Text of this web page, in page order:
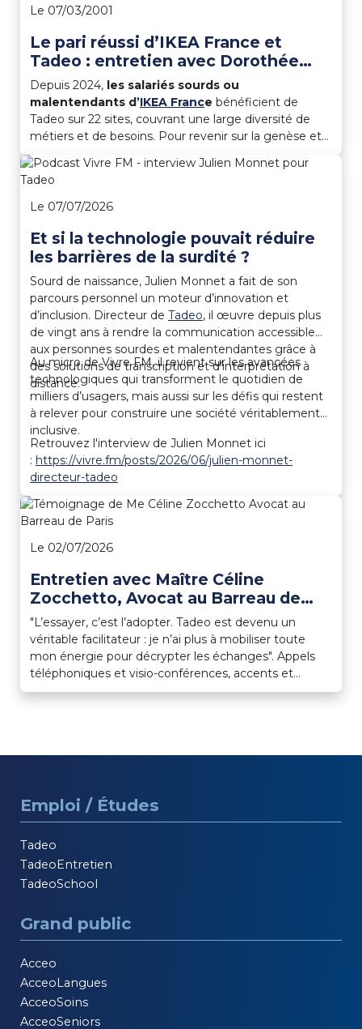
Le pari réussi d’IKEA France et
Tadeo : entretien avec Dorothée
Nguyen
Le 07/03/2001
Depuis 2024, les salariés sourds ou
malentendants d’IKEA France bénéficient de
Tadeo sur 22 sites, couvrant une large diversité de
métiers et de besoins. Pour revenir sur la genèse et
les enjeux de ce partenariat, nous avons échangé
avec Dorothée Nguyen, leader diversité et inclusion
chez IKEA France.
Et si la technologie pouvait réduire
les barrières de la surdité ?
Le 07/07/2026
Sourd de naissance, Julien Monnet a fait de son
parcours personnel un moteur d’innovation et
d’inclusion. Directeur de Tadeo, il œuvre depuis plus
de vingt ans à rendre la communication accessible
aux personnes sourdes et malentendantes grâce à
des solutions de transcription et d’interprétation à
distance.
Au micro de Vivre FM, il revient sur les avancées
technologiques qui transforment le quotidien de
milliers d’usagers, mais aussi sur les défis qui restent
à relever pour construire une société véritablement
inclusive.
Retrouvez l'interview de Julien Monnet ici
: https://vivre.fm/posts/2026/06/julien-monnet-
directeur-tadeo
Entretien avec Maître Céline
Zocchetto, Avocat au Barreau de
Paris et utilisatrice Tadeo depuis
2021
Le 02/07/2026
"L’essayer, c’est l’adopter. Tadeo est devenu un
véritable facilitateur : je n’ai plus à mobiliser toute
mon énergie pour décrypter les échanges". Appels
téléphoniques et visio-conférences, accents et
jargon… Tadeo l’accompagne au quotidien et en
Emploi / Études
Tadeo
TadeoEntretien
TadeoSchool
Grand public
Acceo
AcceoLangues
AcceoSoins
AcceoSeniors